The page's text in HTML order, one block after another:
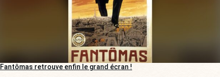
Fantômas retrouve enfin le grand écran !